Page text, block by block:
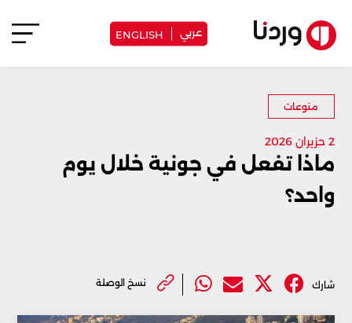
عربي ENGLISH
منوعات
2 حزيران 2026
ماذا تفعل في جونية خلال يوم
واحد؟
شارك نسخ الوصلة